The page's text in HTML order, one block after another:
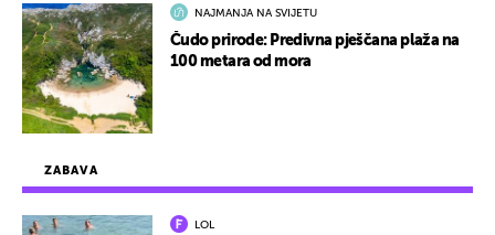
ZABAVA
LOL
NAJMANJA NA SVIJETU
Čudo prirode: Predivna pješčana plaža na
100 metara od mora